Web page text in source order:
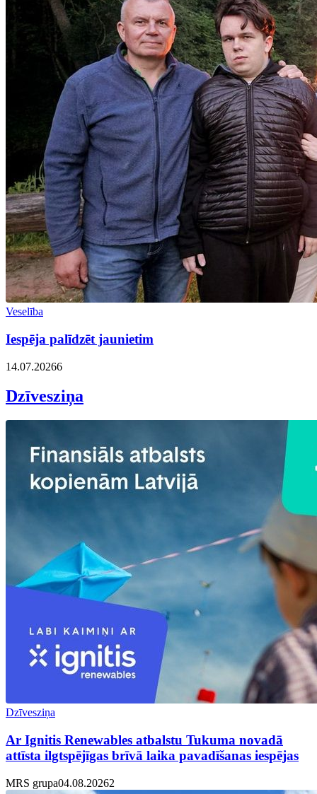
Veselība
Iespēja palīdzēt jaunietim
14.07.20266
Dzīvesziņa
Dzīvesziņa
Ar Ignitis Renewables atbalstu Tukuma novadā
attīsta ilgtspējīgas brīvā laika pavadīšanas iespējas
MRS grupa04.08.20262